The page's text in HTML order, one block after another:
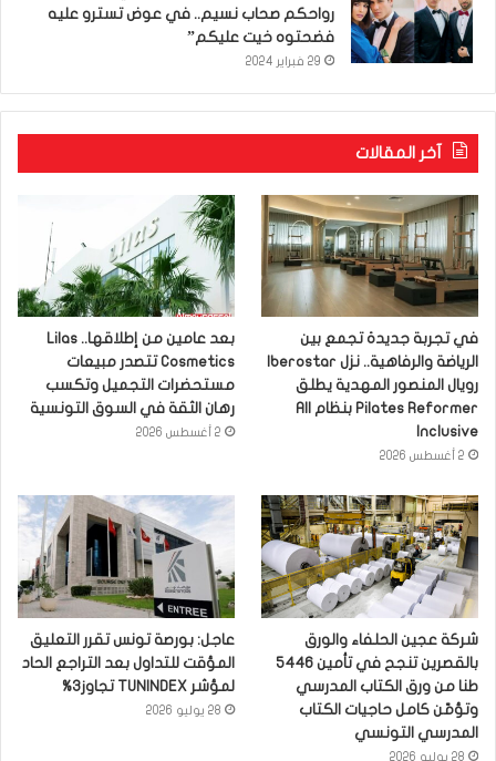
رواحكم صحاب نسيم.. في عوض تسترو عليه
فضحتوه خيت عليكم”
29 فبراير 2024
آخر المقالات
في تجربة جديدة تجمع بين
رويال المنصور المهدية يطلق
Pilates Reformer بنظام All
Inclusive
2 أغسطس 2026
بعد عامين من إطلاقها.. Lilas
Cosmetics تتصدر مبيعات
مستحضرات التجميل وتكسب
رهان الثقة في السوق التونسية
2 أغسطس 2026
شركة عجين الحلفاء والورق
بالقصرين تنجح في تأمين 5446
طنا من ورق الكتاب المدرسي
وتؤمّن كامل حاجيات الكتاب
المدرسي التونسي
28 يوليو 2026
عاجل: بورصة تونس تقرر التعليق
المؤقت للتداول بعد التراجع الحاد
لمؤشر TUNINDEX تجاوز3%
28 يوليو 2026